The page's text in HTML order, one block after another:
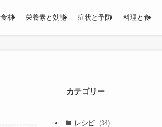
食材 栄養素と効能 症状と予防 料理と食
カテゴリー
レシピ (34)